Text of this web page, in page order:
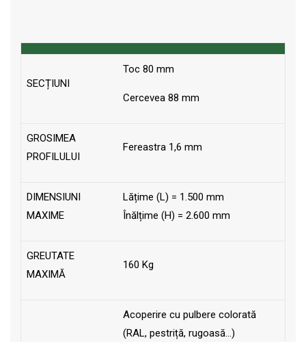
SECȚIUNI
Toc 80 mm
Cercevea 88 mm
GROSIMEA
PROFILULUI
Fereastra 1,6 mm
DIMENSIUNI
MAXIME
Lățime (L) = 1.500 mm
Înălțime (H) = 2.600 mm
GREUTATE
MAXIMĂ
160 Kg
Acoperire cu pulbere colorată
(RAL, pestriță, rugoasă...)